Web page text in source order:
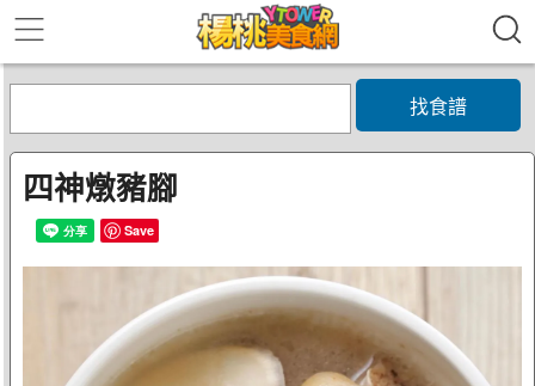
找食譜
四神燉豬腳
Save